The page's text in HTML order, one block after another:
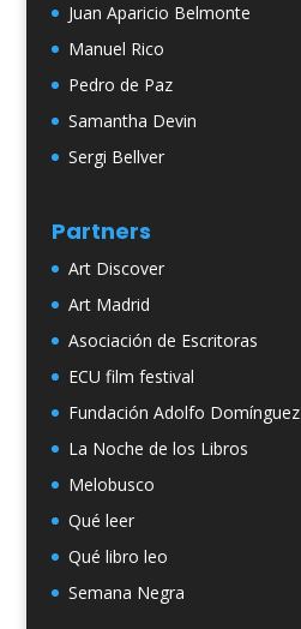
Juan Aparicio Belmonte
Manuel Rico
Pedro de Paz
Samantha Devin
Sergi Bellver
Partners
Art Discover
Art Madrid
Asociación de Escritoras
ECU film festival
Fundación Adolfo Domínguez
La Noche de los Libros
Melobusco
Qué leer
Qué libro leo
Semana Negra